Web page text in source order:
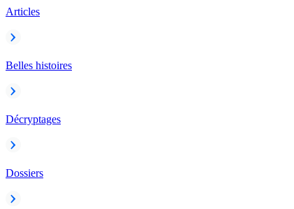
Articles
Belles histoires
Décryptages
Dossiers